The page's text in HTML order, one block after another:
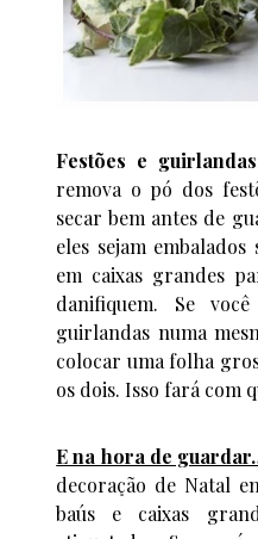
Festões e
remova o pó dos
secar bem antes de
eles sejam
em caixas grandes
danifiquem. Se
guirlandas numa
colocar uma folha
os dois. Isso fará com
E na hora de
decoração de Natal
baús e caixas